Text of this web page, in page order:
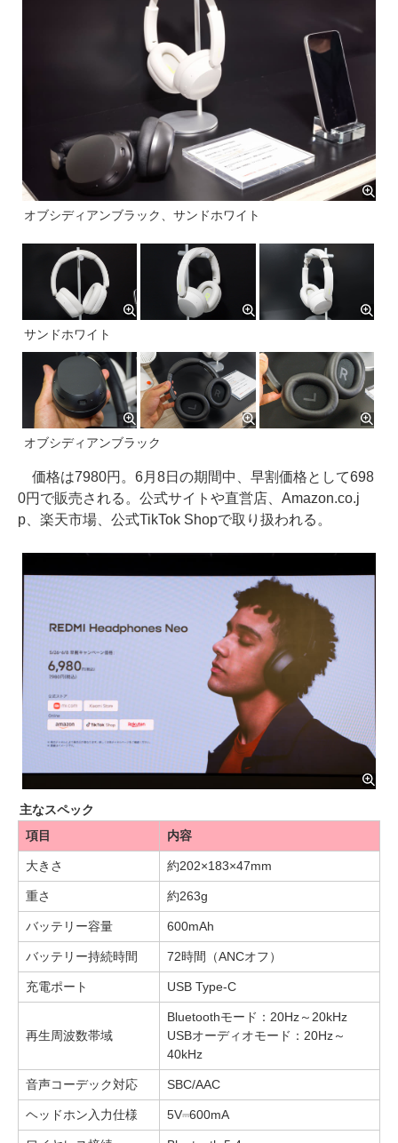
オブシディアンブラック、サンドホワイト
サンドホワイト
オブシディアンブラック
価格は7980円。6月8日の期間中、早割価格として698
0円で販売される。公式サイトや直営店、Amazon.co.j
p、楽天市場、公式TikTok Shopで取り扱われる。
主なスペック
項目
内容
大きさ 約202×183×47mm
重さ 約263g
バッテリー容量 600mAh
バッテリー持続時間 72時間（ANCオフ）
充電ポート USB Type-C
再生周波数帯域
Bluetoothモード：20Hz～20kHz
USBオーディオモード：20Hz～
40kHz
音声コーデック対応 SBC/AAC
ヘッドホン入力仕様 5V⎓600mA